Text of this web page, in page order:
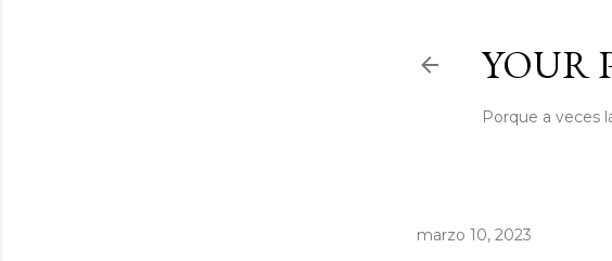
YOUR
Porque a veces
marzo 10, 2023